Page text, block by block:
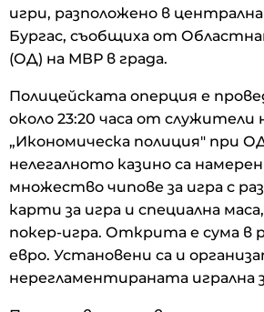
игри, разположено в
Бургас, съобщиха от
(ОД) на МВР в града.
Полицейската оперция е
около 23:20 часа от служители
„Икономическа полиция" при
нелегалното казино са
множество чипове за игра с
карти за игра и специална
покер-игра. Открита е сума в
евро. Установени са и
нерегламентираната игрална